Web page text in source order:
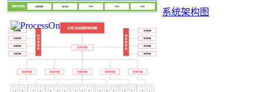
系统架构图